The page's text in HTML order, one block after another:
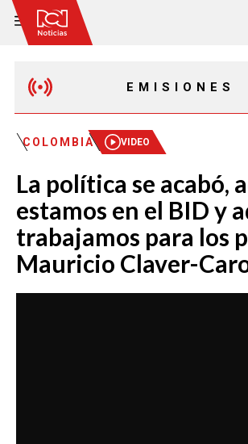
EMISIONES
MAÑANA EXPRESS
EMISIÓN 12:30 PM
EMISIÓN 7:00 PM
EMISIÓN 11:30 PM
COLOMBIA VIDEO
La política se acabó,
estamos en el BID y
trabajamos para los
Mauricio Claver-